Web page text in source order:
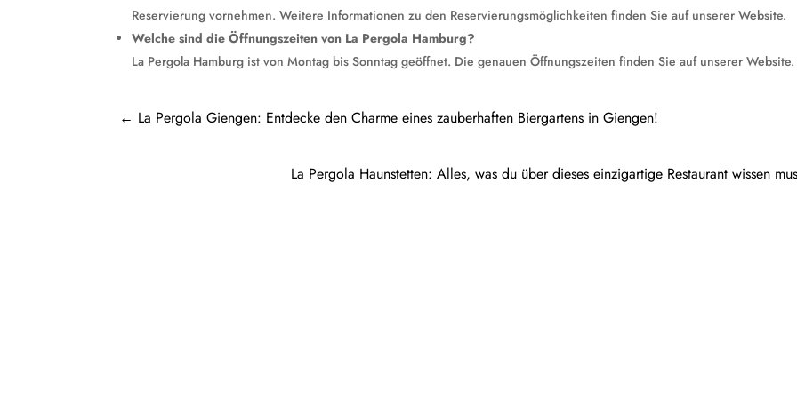
Reservierung vornehmen. Weitere Informationen zu den Reservierungsmöglichkeiten finden Sie auf unserer Website.
Welche sind die Öffnungszeiten von La Pergola Hamburg?
La Pergola Hamburg ist von Montag bis Sonntag geöffnet. Die genauen Öffnungszeiten finden Sie auf unserer Website.
← La Pergola Giengen: Entdecke den Charme eines zauberhaften Biergartens in Giengen!
La Pergola Haunstetten: Alles, was du über dieses einzigartige Restaurant wissen